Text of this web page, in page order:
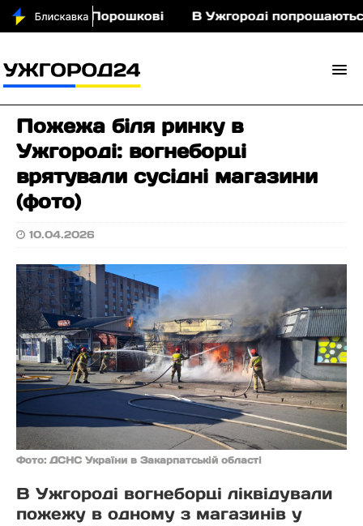
у Порошкові В Ужгороді попрощаються
Пожежа біля ринку в
Ужгороді: вогнеборці
врятували сусідні магазини
(фото)
10.04.2026
Фото: ДСНС України в Закарпатській області
В Ужгороді вогнеборці ліквідували
пожежу в одному з магазинів у